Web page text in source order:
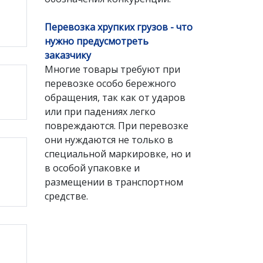
Перевозка хрупких грузов - что
нужно предусмотреть
заказчику
Многие товары требуют при
перевозке особо бережного
обращения, так как от ударов
или при падениях легко
повреждаются. При перевозке
они нуждаются не только в
специальной маркировке, но и
в особой упаковке и
размещении в транспортном
средстве.